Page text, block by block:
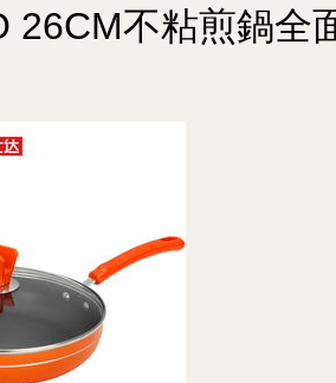
不粘煎鍋全